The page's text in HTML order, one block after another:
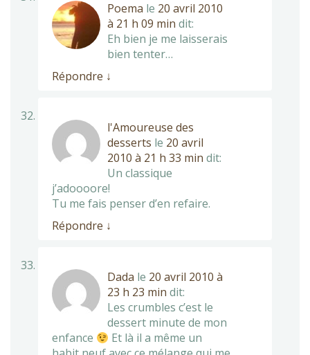
Poema le 20 avril 2010
à 21 h 09 min dit:
Eh bien je me laisserais
bien tenter…
Répondre ↓
l'Amoureuse des
desserts le 20 avril
2010 à 21 h 33 min dit:
Un classique
j’adoooore!
Tu me fais penser d’en refaire.
Répondre ↓
Dada le 20 avril 2010 à
23 h 23 min dit:
Les crumbles c’est le
dessert minute de mon
enfance
Et là il a même un